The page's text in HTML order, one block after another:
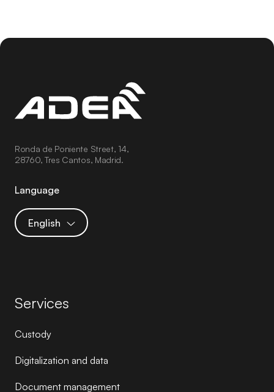
Ronda de Poniente Street, 14,
28760, Tres Cantos, Madrid.
Language
English
Services
Custody
Digitalization and data
Document management